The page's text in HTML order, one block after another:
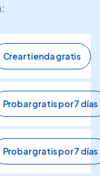
Crear tienda gratis
Probar gratis por 7 días
Probar gratis por 7 días